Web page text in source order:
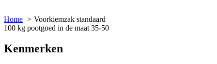
Home
Voorkiemzak standaard
100 kg pootgoed in de maat 35-50
Kenmerken